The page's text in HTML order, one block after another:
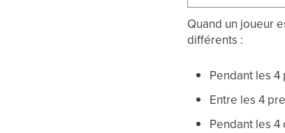
Quand un joueur
différents :
Pendant les
Entre les 4
Pendant les